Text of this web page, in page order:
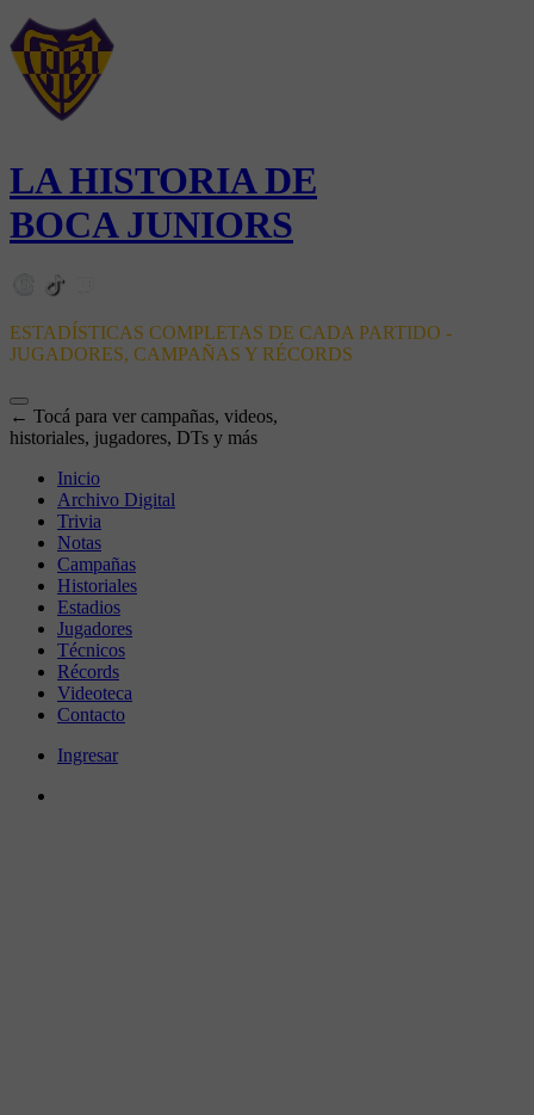
LA HISTORIA DE
BOCA JUNIORS
ESTADÍSTICAS COMPLETAS DE CADA PARTIDO -
JUGADORES, CAMPAÑAS Y RÉCORDS
← Tocá para ver campañas, videos,
historiales, jugadores, DTs y más
Inicio
Archivo Digital
Trivia
Notas
Campañas
Historiales
Estadios
Jugadores
Técnicos
Récords
Videoteca
Contacto
Ingresar